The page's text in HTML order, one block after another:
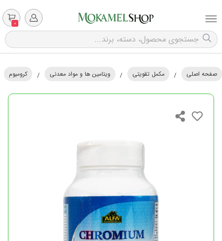
0
صفحه اصلی / مکمل تقویتی / ویتامین ها و مواد معدنی / کرومیوم